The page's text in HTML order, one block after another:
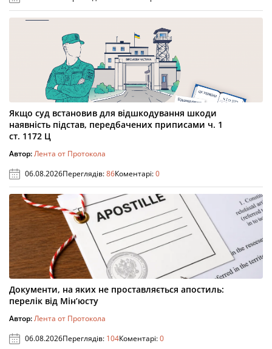
Якщо суд встановив для відшкодування шкоди
наявність підстав, передбачених приписами ч. 1
ст. 1172 Ц
Автор:Лента от Протокола
06.08.2026Переглядів:86Коментарі:0
Документи, на яких не проставляється апостиль:
перелік від Мін’юсту
Автор:Лента от Протокола
06.08.2026Переглядів: 104Коментарі:0